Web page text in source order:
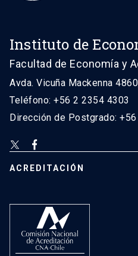
Instituto de
Facultad de Economía y
Avda. Vicuña Mackenna
Teléfono: +56 2 2354 4303
Dirección de Postgrado:
ACREDITACIÓN